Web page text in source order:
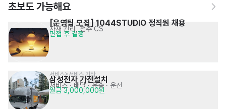
초보도 가능해요
[운영팀 모집] 1044STUDIO 정직원 채용
자재 관리, 점주 CS
면접 후 결정
서비스>서비스 기타
삼성전자 가전설치
서비스· 배달 · 운송 · 운전
월급 3,000,000원